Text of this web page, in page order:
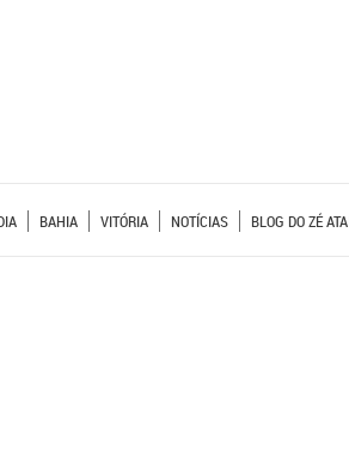
BAHIA VITÓRIA NOTÍCIAS BLOG DO ZÉ